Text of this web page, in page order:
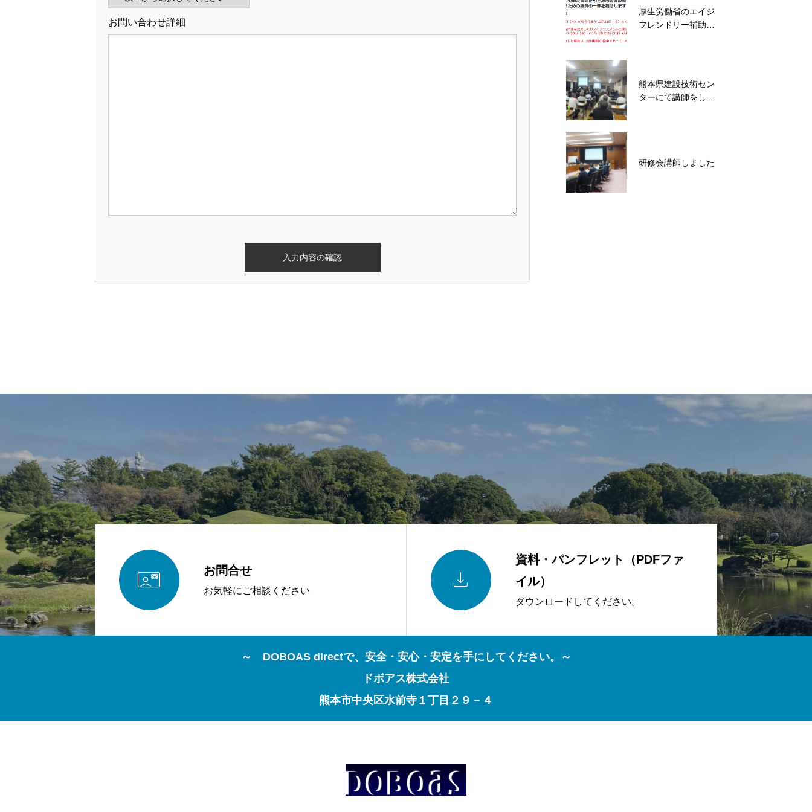
お問い合わせ詳細
厚生労働省のエイジ
フレンドリー補助金
熊本県建設技術セン
ターにて講師をしま
研修会講師しました
DOBOAS direct カメ
ラとアンテナ
使用機器 使用して
みて、また改めてレ
【新サービス】（機
密）会議用タブレッ
 お問合せ
お気軽にご相談ください 
資料・パンフレット（PDFファ
イル）
ダウンロードしてください。
～ DOBOAS directで、安全・安心・安定を手にしてください。～
ドボアス株式会社
熊本市中央区水前寺１丁目２９－４